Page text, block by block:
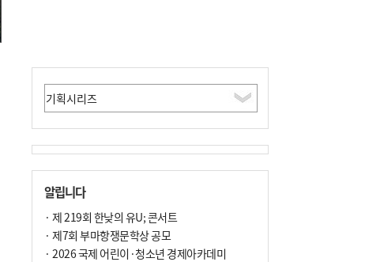
알립니다
· 제 219회 한낮의 유U; 콘서트
· 제7회 부마항쟁문학상 공모
· 2026 국제 어린이·청소년 경제아카데미